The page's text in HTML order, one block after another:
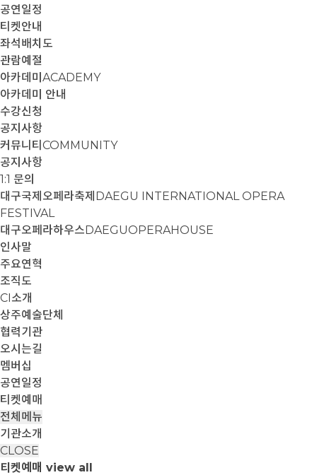
공연일정
티켓안내
좌석배치도
관람예절
아카데미 ACADEMY
아카데미 안내
수강신청
공지사항
커뮤니티 COMMUNITY
공지사항
1:1 문의
대구국제오페라축제 DAEGU INTERNATIONAL OPERA
FESTIVAL
대구오페라하우스DAEGUOPERAHOUSE
인사말
주요연혁
조직도
CI소개
상주예술단체
협력기관
오시는길
멤버십
공연일정
티켓예매
전체메뉴
기관소개
CLOSE
티켓예매 view all